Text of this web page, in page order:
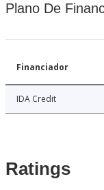
Plano De
Financiador
IDA Credit
Ratings